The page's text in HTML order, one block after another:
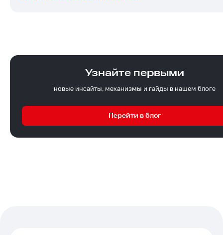
Узнайте первыми
новые инсайты, механизмы и гайды в нашем блоге
Перейти в блог